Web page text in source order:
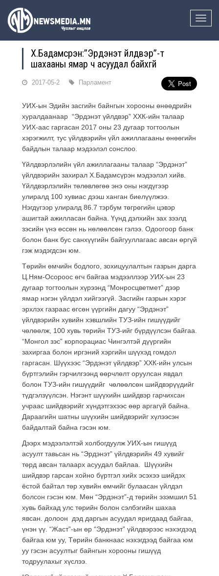
Toggle
Х.Бадамсүрэн:”Эрдэнэт үйлдвэр”-т
шахааны ямар ч асуудал байхгүй
2017-05-2 Парламент
УИХ-ын Эдийн засгийн байнгын хорооны өнөөдрийн
хуралдаанаар “Эрдэнэт үйлдвэр” ХХК-ийн талаар
УИХ-аас гаргасан 2017 оны 23 дугаар тогтоолын
хэрэгжилт, тус үйлдвэрийн үйл ажиллагааны өнөөгийн
байдлын талаар мэдээлэл сонслоо.
Үйлдвэрлэлийн үйл ажиллагааны талаар “Эрдэнэт”
үйлдвэрийн захирал Х.Бадамсүрэн мэдээлэл хийв.
Үйлдвэрлэлийн төлөвлөгөө энэ оны нэгдүгээр
улиралд 100 хувиас дээш ханган биелүүлжээ.
Нэгдүгээр улиралд 86.7 тэрбум төгрөгийн цэвэр
ашигтай ажилласан байна. Үүнд дэлхийн зах зээлд
зэсийн үнэ өссөн нь нөлөөлсөн гэлээ. Одоогоор банк
болон банк бус санхүүгийн байгууллагаас авсан өргүй
гэж мэдэгдсэн юм.
Төрийн өмчийн бодлого, зохицуулалтын газрын дарга
Ц.Ням-Осороос өгч байгаа мэдээллээр УИХ-ын 23
дугаар тогтоолын хүрээнд “Монросцветмет” дээр
ямар нэгэн үйлдэл хийгээгүй. Засгийн газрын хэрэг
эрхлэх газраас өгсөн үүргийн дагуу “Эрдэнэт”
үйлдвэрийн хувийн хэвшлийн ТУЗ-ийн гишүүдийг
чөлөөлж, 100 хувь төрийн ТУЗ-ийг бүрдүүлсэн байгаа.
“Монгол зэс” корпорациас Чингэлтэй дүүргийн
захиргаа болон иргэний хэргийн шүүхэд гомдол
гаргасан. Шүүхээс “Эрдэнэт үйлдвэр” ХХК-ийн улсын
бүртгэлийн гэрчилгээнд өөрчлөлт оруулсан явдал
болон ТУЗ-ийн гишүүдийг чөлөөлсөн шийдвэрүүдийг
түдгэлзүүлсэн. Нэгэнт шүүхийн шийдвэр гарчихсан
учраас шийдвэрийг хүндэтгэхээс өөр аргагүй байна.
Дараагийн шатны шүүхийн шийдвэрийг хүлээсэн
байдалтай байна гэсэн юм.
Дээрх мэдээлэлтэй холбогдуулж УИХ-ын гишүүд
асуулт тавьсан нь “Эрдэнэт” үйлдвэрийн 49 хувийг
төрд авсан талаарх асуудал байлаа. Шүүхийн
шийдвэр гарсан хойно бүртгэл хийх эсэхээ шийдэх
ёстой байтал төр хувийн өмчийг булаасан үйлдэл
болсон гэсэн юм. Мөн “Эрдэнэт”-д төрийн эзэмшил 51
хувь байхад улс төрийн болон сэлбэгийн шахаа
явсан. долоон дэд даргын асуудал яригдаад байгаа,
үнэн үү. “Жаст”-ын өр “Эрдэнэт” үйлдвэрээс нэхэгдээд
байгаа юм уу, Төрийн банкнаас нэхэгдээд байгаа юм
уу гэсэн асуултыг байнгын хорооны гишүүд
тодруулахыг хүслээ.